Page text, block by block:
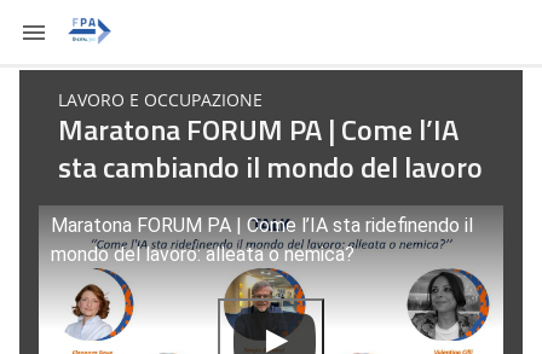
LAVORO E OCCUPAZIONE
Maratona FORUM PA | Come l’IA
sta cambiando il mondo del lavoro
Maratona FORUM PA | Come l’IA sta ridefinendo il
mondo del lavoro: alleata o nemica?